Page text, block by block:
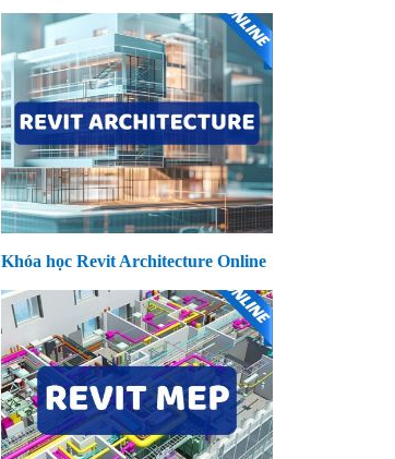
Khóa học Revit Architecture Online